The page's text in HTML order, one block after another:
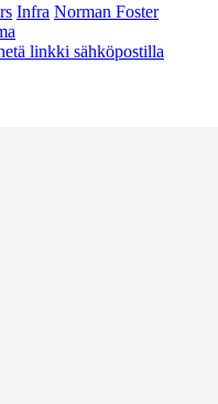
Infra Norman Foster
linkki sähköpostilla